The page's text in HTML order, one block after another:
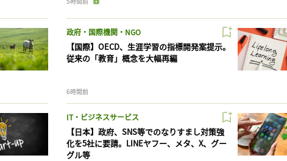
政府・国際機関・NGO
【国際】OECD、生涯学習の指標開発案提示。
従来の「教育」概念を大幅再編
6時間前
IT・ビジネスサービス
【日本】政府、SNS等でのなりすまし対策強
化を5社に要請。LINEヤフー、メタ、X、グー
グル等